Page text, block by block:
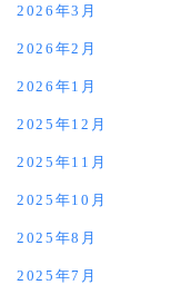
2026年3月
2026年2月
2026年1月
2025年12月
2025年11月
2025年10月
2025年8月
2025年7月